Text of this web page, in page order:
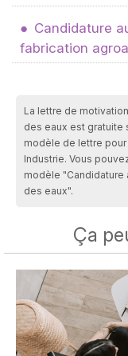
Candidature
fabrication
La lettre de
des eaux est gratuite
modèle de lettre
Industrie. Vous
modèle "Candidature
des eaux".
Ça